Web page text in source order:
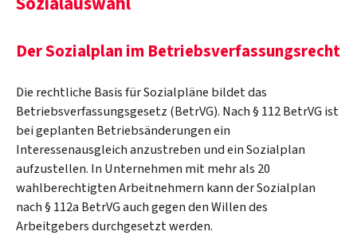
Der Sozialplan im Betriebsverfassungsrecht
Die rechtliche Basis für Sozialpläne bildet das
Betriebsverfassungsgesetz (BetrVG). Nach § 112 BetrVG ist
bei geplanten Betriebsänderungen ein
Interessenausgleich anzustreben und ein Sozialplan
aufzustellen. In Unternehmen mit mehr als 20
wahlberechtigten Arbeitnehmern kann der Sozialplan
nach § 112a BetrVG auch gegen den Willen des
Arbeitgebers durchgesetzt werden.